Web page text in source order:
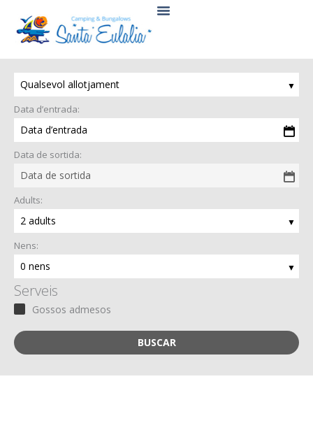
contingut
Qualsevol allotjament
Data d’entrada:
Data d’entrada
Data de sortida:
Data de sortida
Adults:
2 adults
Nens:
0 nens
Serveis
Gossos admesos
BUSCAR